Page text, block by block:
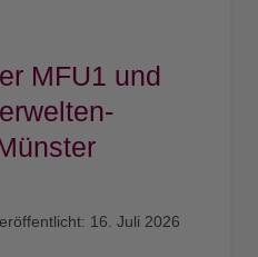
MFU1 und
16. Juli 2026